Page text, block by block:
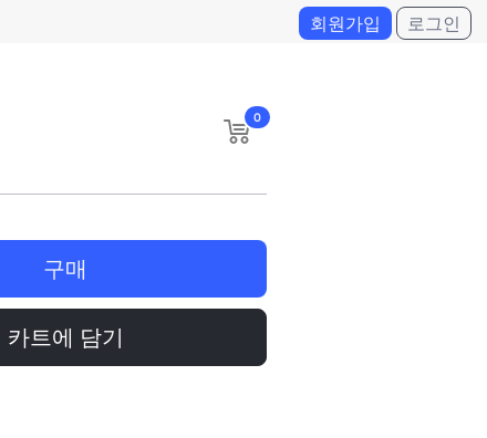
회원가입 로그인
0
구매
카트에 담기